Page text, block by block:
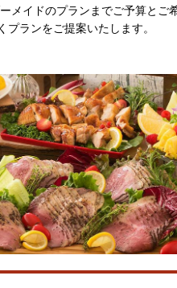
メイドのプランまでご予算とご
プランをご提案いたします。